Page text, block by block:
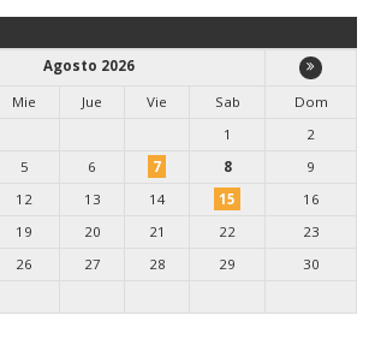
Agosto 2026
Mie Jue Vie Sab
Dom
1
2
5 6 7 8
9
12 13 14 15
16
19 20 21 22
23
26 27 28 29
30